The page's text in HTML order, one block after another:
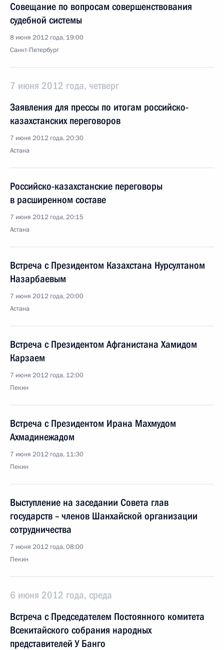
Совещание по вопросам совершенствования
судебной системы
8 июня 2012 года, 19:00
Санкт-Петербург
7 июня 2012 года, четверг
Заявления для прессы по итогам российско-
казахстанских переговоров
7 июня 2012 года, 20:30
Астана
Российско-казахстанские переговоры
в расширенном составе
7 июня 2012 года, 20:15
Астана
Встреча с Президентом Казахстана Нурсултаном
Назарбаевым
7 июня 2012 года, 20:00
Астана
Встреча с Президентом Афганистана Хамидом
Карзаем
7 июня 2012 года, 12:00
Пекин
Встреча с Президентом Ирана Махмудом
Ахмадинежадом
7 июня 2012 года, 11:30
Пекин
Выступление на заседании Совета глав
государств – членов Шанхайской организации
сотрудничества
7 июня 2012 года, 08:00
Пекин
6 июня 2012 года, среда
Встреча с Председателем Постоянного комитета
Всекитайского собрания народных
представителей У Банго